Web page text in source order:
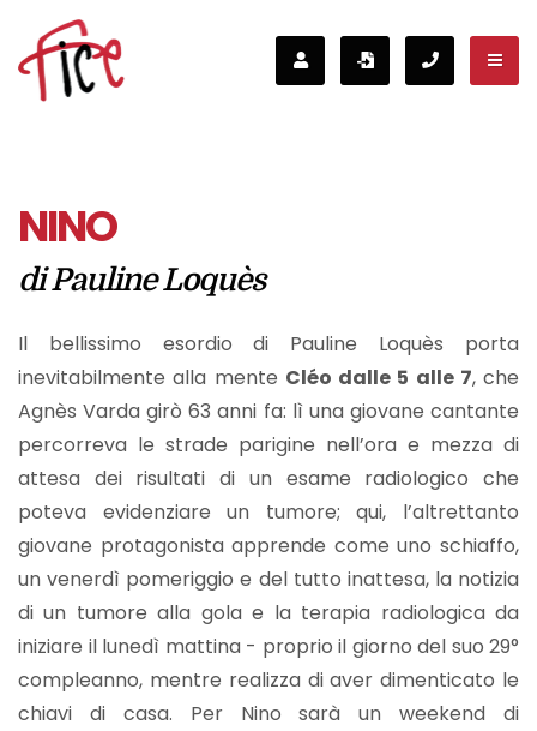
NINO
di Pauline Loquès
Il bellissimo esordio di Pauline Loquès porta
inevitabilmente alla mente Cléo dalle 5 alle 7, che
Agnès Varda girò 63 anni fa: lì una giovane cantante
percorreva le strade parigine nell’ora e mezza di
attesa dei risultati di un esame radiologico che
poteva evidenziare un tumore; qui, l’altrettanto
giovane protagonista apprende come uno schiaffo,
un venerdì pomeriggio e del tutto inattesa, la notizia
di un tumore alla gola e la terapia radiologica da
iniziare il lunedì mattina - proprio il giorno del suo 29°
compleanno, mentre realizza di aver dimenticato le
chiavi di casa. Per Nino sarà un weekend di